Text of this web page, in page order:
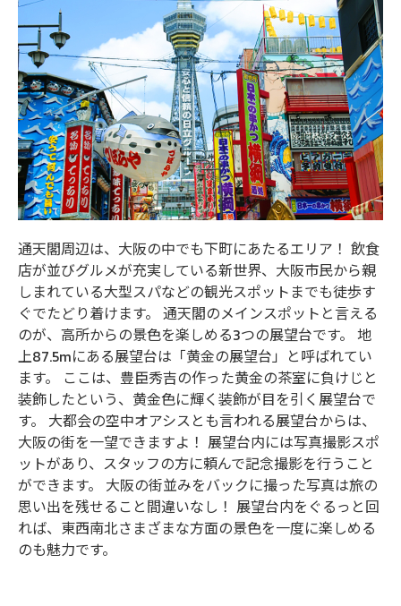
通天閣周辺は、大阪の中でも下町にあたるエリア！ 飲食
店が並びグルメが充実している新世界、大阪市民から親
しまれている大型スパなどの観光スポットまでも徒歩す
ぐでたどり着けます。 通天閣のメインスポットと言える
のが、高所からの景色を楽しめる3つの展望台です。 地
上87.5mにある展望台は「黄金の展望台」と呼ばれてい
ます。 ここは、豊臣秀吉の作った黄金の茶室に負けじと
装飾したという、黄金色に輝く装飾が目を引く展望台で
す。 大都会の空中オアシスとも言われる展望台からは、
大阪の街を一望できますよ！ 展望台内には写真撮影スポ
ットがあり、スタッフの方に頼んで記念撮影を行うこと
ができます。 大阪の街並みをバックに撮った写真は旅の
思い出を残せること間違いなし！ 展望台内をぐるっと回
れば、東西南北さまざまな方面の景色を一度に楽しめる
のも魅力です。